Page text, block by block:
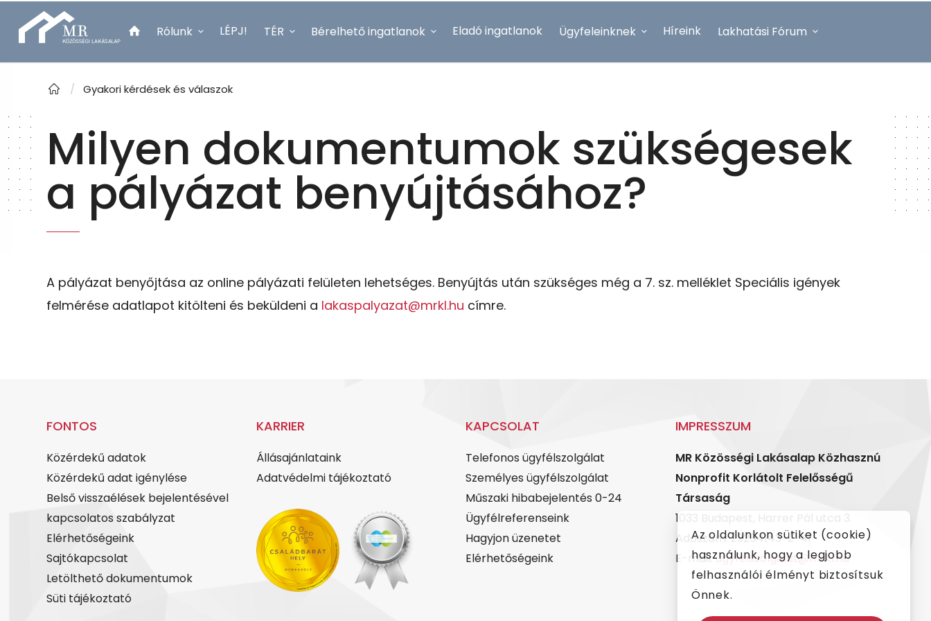
Rólunk LÉPJ! TÉR Bérelhető ingatlanok Eladó ingatlanok Ügyfeleinknek Híreink Lakhatási Fórum
/ Gyakori kérdések és válaszok
Milyen dokumentumok szükségesek
a pályázat benyújtásához?
A pályázat benyőjtása az online pályázati felületen lehetséges. Benyújtás után szükséges még a 7. sz. melléklet Speciális igények
felmérése adatlapot kitölteni és beküldeni a lakaspalyazat@mrkl.hu címre.
FONTOS
Közérdekű adatok
Közérdekű adat igénylése
Belső visszaélések bejelentésével
kapcsolatos szabályzat
Elérhetőségeink
Sajtókapcsolat
Letölthető dokumentumok
Süti tájékoztató
KARRIER
Állásajánlataink
Adatvédelmi tájékoztató
KAPCSOLAT
Telefonos ügyfélszolgálat
Személyes ügyfélszolgálat
Műszaki hibabejelentés 0-24
Ügyfélreferenseink
Hagyjon üzenetet
Elérhetőségeink
IMPRESSZUM
MR Közösségi Lakásalap Közhasznú
Nonprofit Korlátolt Felelősségű
Társaság
1033 Budapest, Harrer Pál utca 3.
Adószám: 29254143-2-41
E-mail:ugyfelszolgalat@mrkl.hu
Az oldalunkon sütiket (cookie)
használunk, hogy a legjobb
felhasználói élményt biztosítsuk
Önnek.